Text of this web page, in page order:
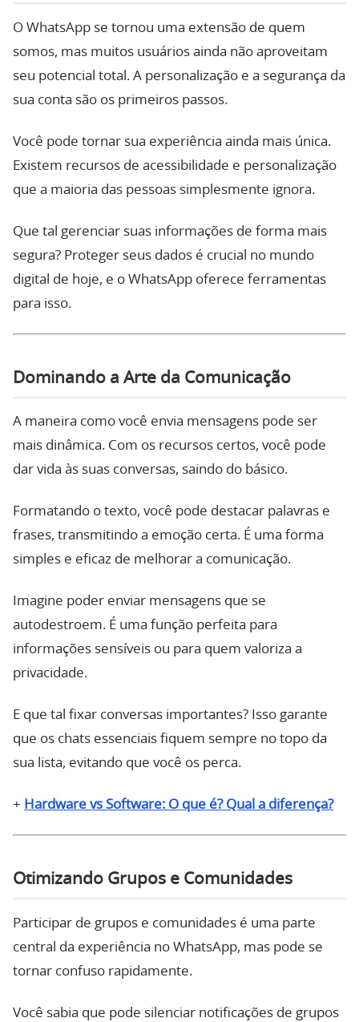
O WhatsApp se tornou uma extensão de quem
somos, mas muitos usuários ainda não aproveitam
seu potencial total. A personalização e a segurança da
sua conta são os primeiros passos.
Você pode tornar sua experiência ainda mais única.
Existem recursos de acessibilidade e personalização
que a maioria das pessoas simplesmente ignora.
Que tal gerenciar suas informações de forma mais
segura? Proteger seus dados é crucial no mundo
digital de hoje, e o WhatsApp oferece ferramentas
para isso.
Dominando a Arte da Comunicação
A maneira como você envia mensagens pode ser
mais dinâmica. Com os recursos certos, você pode
dar vida às suas conversas, saindo do básico.
Formatando o texto, você pode destacar palavras e
frases, transmitindo a emoção certa. É uma forma
simples e eficaz de melhorar a comunicação.
Imagine poder enviar mensagens que se
autodestroem. É uma função perfeita para
informações sensíveis ou para quem valoriza a
privacidade.
E que tal fixar conversas importantes? Isso garante
que os chats essenciais fiquem sempre no topo da
sua lista, evitando que você os perca.
+ Hardware vs Software: O que é? Qual a diferença?
Otimizando Grupos e Comunidades
Participar de grupos e comunidades é uma parte
central da experiência no WhatsApp, mas pode se
tornar confuso rapidamente.
Você sabia que pode silenciar notificações de grupos